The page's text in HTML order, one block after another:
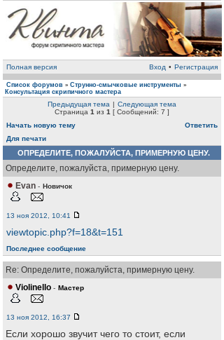
Полная версия Вход • Регистрация
Список форумов » Струнно-смычковые инструменты »
Консультация скрипичного мастера
Предыдущая тема | Следующая тема
Страница 1 из 1 [ Сообщений: 7 ]
Начать новую тему
Ответить
Для печати
ОПРЕДЕЛИТЕ, ПОЖАЛУЙСТА, ПРИМЕРНУЮ ЦЕНУ.
Определите, пожалуйста, примерную цену.
Evan - Новичок
13 ноя 2012, 10:41
viewtopic.php?f=18&t=151
Последнее сообщение
Re: Определите, пожалуйста, примерную цену.
Violinello - Мастер
13 ноя 2012, 16:37
Если хорошо звучит чего то стоит, если